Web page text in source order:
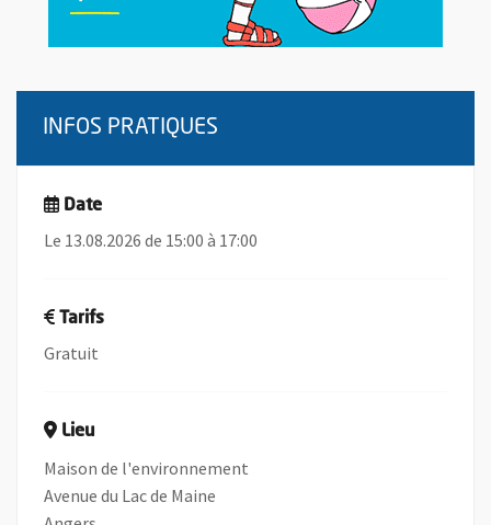
INFOS PRATIQUES
Date
Le 13.08.2026 de 15:00 à 17:00
Tarifs
Gratuit
Lieu
Maison de l'environnement
Avenue du Lac de Maine